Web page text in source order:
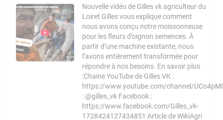
Nouvelle vidéo de Gilles vk agriculteur du
Loiret Gilles vous explique comment
nous avons conçu notre moissonneuse
pour les fleurs d’oignon semences. À
partir d’une machine existante, nous
l’avons entièrement transformée pour
répondre à nos besoins. En savoir plus
:Chaine YouTube de Gilles VK :
https://www.youtube.com/channel/
: @gilles_vk Facebook :
https://www.facebook.com/Gilles_vk-
1728424127434851 Article de WikiAgri